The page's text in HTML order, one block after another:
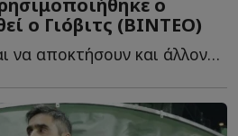
ο
ο Γιόβιτς (ΒΙΝΤΕΟ)
Στην ΑΕΚ χρειάζεται να αποκτήσουν και άλλον αριστερό μ...